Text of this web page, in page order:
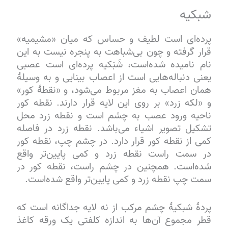
شبکیه
پرده‌ای است لطیف و حساس که میان «مشیمیه»
قرار گرفته و چون بی‌شباهت به پنجره نیست به این
نام نامیده شده‌است، شَبَکیه پرده‌ای است عصبی
یعنی دنباله‌هایی است از اعصاب بینایی و به وسیلهٔ
همان اعصاب به مغز مربوط می‌شود، و «نقطهٔ کور»
و «لکه زرد» بر روی این لایه قرار دارند. نقطه کور
ناحیه ورود عصب به چشم است و نقطه زرد محل
تشکیل تصویر اشیاء می‌باشد. نقطه زرد در فاصله
کمی از نقطه کور قرار دارد. در چشم چپ، نقطه کور
در سمت راست نقطه زرد و کمی پایین‌تر واقع
شده‌است. همچنین در چشم راست، نقطه کور در
سمت چپ نقطه زرد و کمی پایین‌تر واقع شده‌است.
پردهٔ شبکیهٔ چشم مرکب از نه لایه جداگانه است که
قطر مجموع آن‌ها به اندازه کلفتی یک ورقه کاغذ